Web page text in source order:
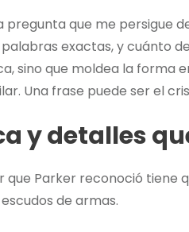
pregunta que me persigue
exactas, y cuánto
sino que moldea la forma
Una frase puede ser el
y detalles
que Parker reconoció tiene
de armas.